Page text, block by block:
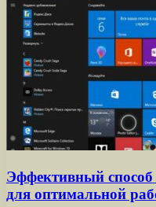
Эффективный
для оптимальной